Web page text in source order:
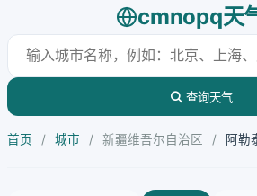
cmnopq天
查询天气
首页 / 城市 / 新疆维吾尔自治区 / 阿勒